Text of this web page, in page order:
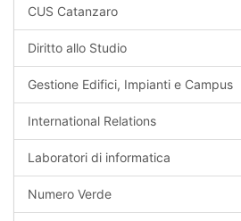
CUS Catanzaro
Diritto allo Studio
Gestione Edifici, Impianti e Campus
International Relations
Laboratori di informatica
Numero Verde